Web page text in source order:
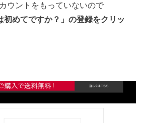
ウントをもっていないので
初めてですか？」の登録をクリッ